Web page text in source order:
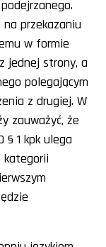
przekazaniu
w formie
jednej strony, a
polegającym
z drugiej. W
zauważyć, że
1 kpk ulega
kategorii